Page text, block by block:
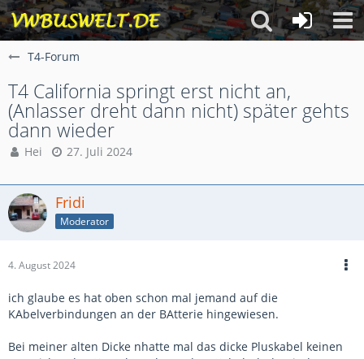
T4-Forum
T4 California springt erst nicht an,
(Anlasser dreht dann nicht) später gehts
dann wieder
Hei 27. Juli 2024
Fridi
Moderator
4. August 2024
ich glaube es hat oben schon mal jemand auf die
KAbelverbindungen an der BAtterie hingewiesen.
Bei meiner alten Dicke nhatte mal das dicke Pluskabel keinen